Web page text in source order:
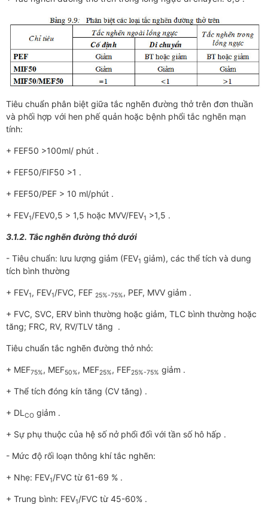
Tiêu chuẩn phân biệt giữa tắc nghẽn đường thở trên đơn thuần
và phối hợp với hen phế quản hoặc bệnh phổi tắc nghẽn mạn
tính:
+ FEF50 >100ml/ phút .
+ FEF50/FIF50 >1 .
+ FEF50/PEF > 10 ml/phút .
+ FEV1/FEV0,5 > 1,5 hoặc MVV/FEV1 >1,5 .
3.1.2. Tắc nghẽn đường thở dưới
- Tiêu chuẩn: lưu lượng giảm (FEV1 giảm), các thể tích và dung
tích bình thường
+ FEV1, FEV1/FVC, FEF 25%-75%, PEF, MVV giảm .
+ FVC, SVC, ERV bình thường hoặc giảm, TLC bình thường hoặc
tăng; FRC, RV, RV/TLV tăng .
Tiêu chuẩn tắc nghẽn đường thở nhỏ:
+ MEF75%, MEF50%, MEF25%, FEF25%-75% giảm .
+ Thể tích đóng kín tăng (CV tăng) .
+ DL CO giảm .
+ Sự phụ thuộc của hệ số nở phổi đối với tần số hô hấp .
- Mức độ rối loạn thông khí tắc nghẽn:
+ Nhẹ: FEV1/FVC từ 61-69 % .
+ Trung bình: FEV1/FVC từ 45-60% .